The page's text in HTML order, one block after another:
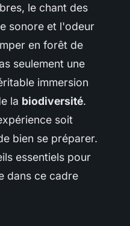
le chant des
sonore et l'odeur
en forêt de
seulement une
immersion
la biodiversité.
soit
bien se préparer.
essentiels pour
dans ce cadre